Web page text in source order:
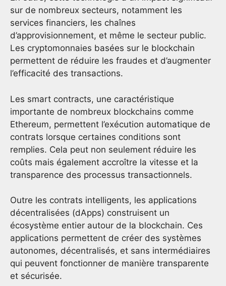
sur de nombreux secteurs, notamment les
services financiers, les chaînes
d’approvisionnement, et même le secteur public.
Les cryptomonnaies basées sur le blockchain
permettent de réduire les fraudes et d’augmenter
l’efficacité des transactions.
Les smart contracts, une caractéristique
importante de nombreux blockchains comme
Ethereum, permettent l’exécution automatique de
contrats lorsque certaines conditions sont
remplies. Cela peut non seulement réduire les
coûts mais également accroître la vitesse et la
transparence des processus transactionnels.
Outre les contrats intelligents, les applications
décentralisées (dApps) construisent un
écosystème entier autour de la blockchain. Ces
applications permettent de créer des systèmes
autonomes, décentralisés, et sans intermédiaires
qui peuvent fonctionner de manière transparente
et sécurisée.